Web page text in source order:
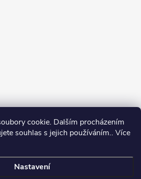
cookie. Dalším procházením
souhlas s jejich používáním.. Více
Nastavení